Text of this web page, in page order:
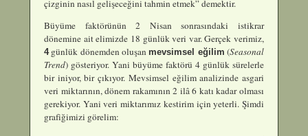
çizginin nasıl gelişeceğini tahmin etmek” demektir.
Büyüme faktörünün 2 Nisan sonrasındaki istikrar
dönemine ait elimizde 18 günlük veri var. Gerçek verimiz,
4günlük dönemden oluşanmevsimsel eğilim (Seasonal
Trend) gösteriyor. Yani büyüme faktörü 4 günlük sürelerle
bir iniyor, bir çıkıyor. Mevsimsel eğilim analizinde asgari
veri miktarının, dönem rakamının 2 ilâ 6 katı kadar olması
gerekiyor. Yani veri miktarımız kestirim için yeterli. Şimdi
grafiğimizi görelim: